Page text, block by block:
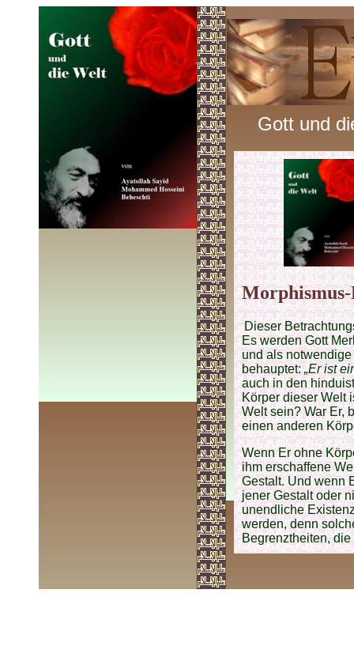
Gott und
Dieser
Es werden Gott
und als
behauptet:„Er ist
auch in den
Körper dieser Welt
Welt sein? War Er,
einen anderen
Wenn Er ohne
ihm erschaffene
Gestalt. Und wenn
jener Gestalt oder
unendliche
werden, denn
Begrenztheiten,